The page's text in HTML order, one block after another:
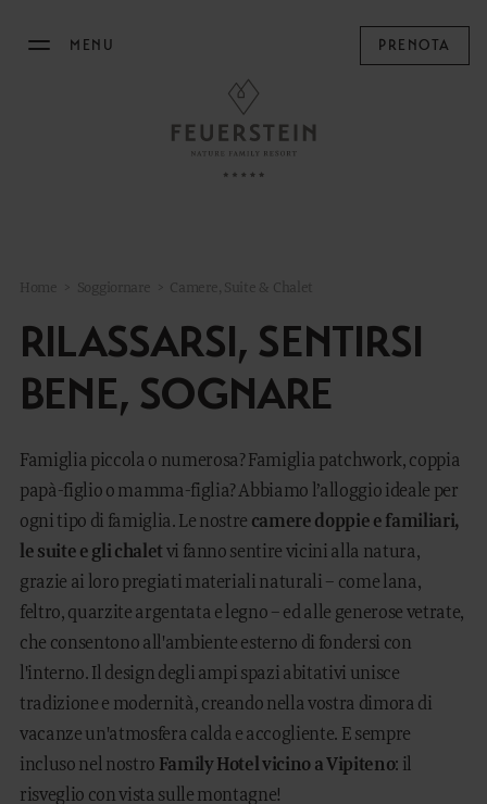
MENU PRENOTA
Servizi inclusi
Informazioni utili
FAMILY TIME
MOUNTAIN SPA
ARTE CULINARIA
MANEGGIO
OUTDOOR
Home > Soggiornare > Camere, Suite & Chalet
RILASSARSI, SENTIRSI
BENE, SOGNARE
Famiglia piccola o numerosa? Famiglia patchwork, coppia
papà-figlio o mamma-figlia? Abbiamo l’alloggio ideale per
ogni tipo di famiglia. Le nostre camere doppie e familiari,
le suite e gli chalet vi fanno sentire vicini alla natura,
grazie ai loro pregiati materiali naturali – come lana,
feltro, quarzite argentata e legno – ed alle generose vetrate,
che consentono all'ambiente esterno di fondersi con
l'interno. Il design degli ampi spazi abitativi unisce
tradizione e modernità, creando nella vostra dimora di
vacanze un'atmosfera calda e accogliente. E sempre
incluso nel nostro Family Hotel vicino a Vipiteno: il
risveglio con vista sulle montagne!